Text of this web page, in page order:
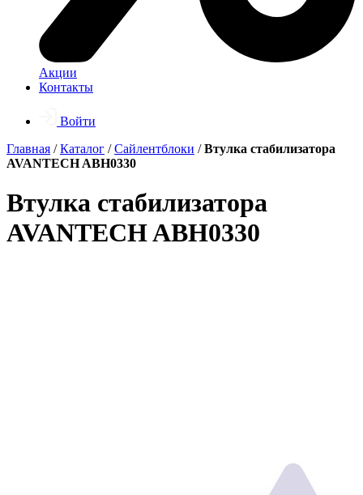
Акции
Контакты
Войти
Главная /Каталог /Сайлентблоки /Втулка стабилизатора
AVANTECH ABH0330
Втулка стабилизатора
AVANTECH ABH0330